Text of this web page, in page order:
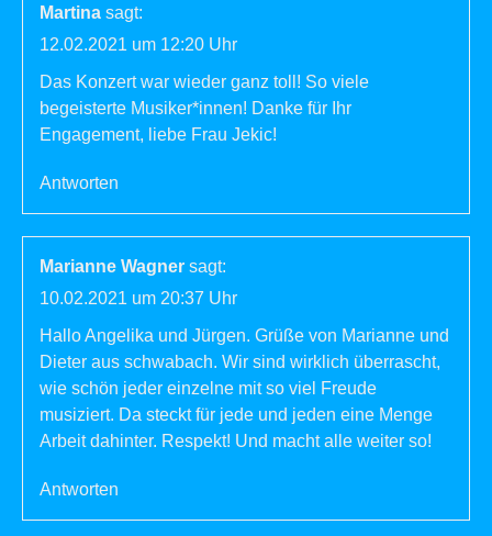
Martina sagt:
12.02.2021 um 12:20 Uhr
Das Konzert war wieder ganz toll! So viele
begeisterte Musiker*innen! Danke für Ihr
Engagement, liebe Frau Jekic!
Antworten
Marianne Wagner sagt:
10.02.2021 um 20:37 Uhr
Hallo Angelika und Jürgen. Grüße von Marianne und
Dieter aus schwabach. Wir sind wirklich überrascht,
wie schön jeder einzelne mit so viel Freude
musiziert. Da steckt für jede und jeden eine Menge
Arbeit dahinter. Respekt! Und macht alle weiter so!
Antworten